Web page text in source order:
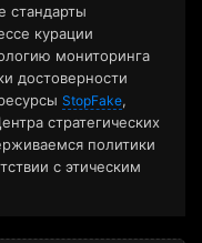
стандарты
курации
мониторинга
достоверности
StopFake,
стратегических
политики
с этическим